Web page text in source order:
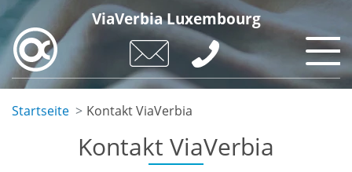
Direkt
zum
Inhalt
ViaVerbia Luxembourg
Startseite Kontakt ViaVerbia
Kontakt ViaVerbia